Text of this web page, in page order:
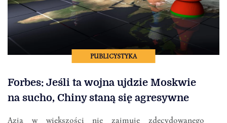
PUBLICYSTYKA
Forbes: Jeśli ta wojna ujdzie Moskwie
na sucho, Chiny staną się agresywne
Azja w większości nie zajmuje zdecydowanego